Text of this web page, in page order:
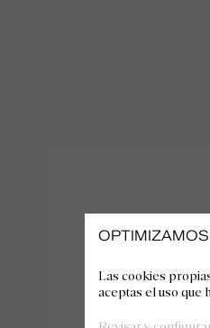
Las cookies
aceptas el uso que